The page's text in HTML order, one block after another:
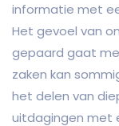
informatie met
Het gevoel van
gepaard gaat
zaken kan
het delen van
uitdagingen met